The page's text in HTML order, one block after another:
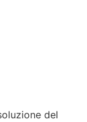
del